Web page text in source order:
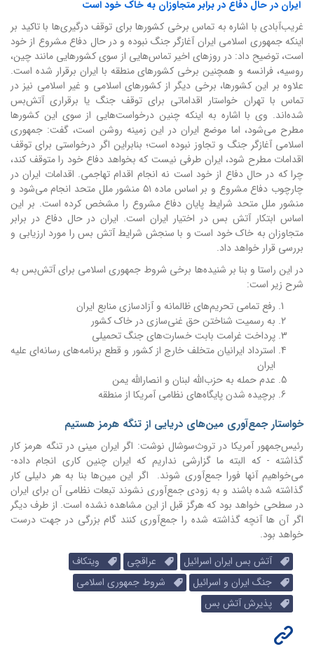
ایران در حال دفاع در برابر متجاوزان به خاک خود است
غریب‌آبادی با اشاره به تماس برخی کشور‌ها برای توقف درگیری‌ها با تاکید بر
اینکه جمهوری اسلامی ایران آغازگر جنگ نبوده و در حال دفاع مشروع از خود
است، توضیح داد: در روز‌های اخیر تماس‌هایی از سوی کشور‌هایی مانند چین،
روسیه، فرانسه و همچنین برخی کشور‌های منطقه با ایران برقرار شده است.
علاوه بر این کشورها، برخی دیگر از کشور‌های اسلامی و غیر اسلامی نیز در
تماس با تهران خواستار اقداماتی برای توقف جنگ یا برقراری آتش‌بس
شده‌اند. وی با اشاره به اینکه چنین درخواست‌هایی از سوی این کشور‌ها
مطرح می‌شود، اما موضع ایران در این زمینه روشن است، گفت: جمهوری
اسلامی آغازگر جنگ و تجاوز نبوده است؛ بنابراین اگر درخواستی برای توقف
اقدامات مطرح شود، ایران طرفی نیست که بخواهد دفاع خود را متوقف کند،
چرا که در حال دفاع از خود است نه انجام اقدام تهاجمی. اقدامات ایران در
چارچوب دفاع مشروع و بر اساس ماده ۵۱ منشور ملل متحد انجام می‌شود و
منشور ملل متحد شرایط پایان دفاع مشروع را مشخص کرده است. بر این
اساس ابتکار آتش بس در اختیار ایران است. ایران در حال دفاع در برابر
متجاوزان به خاک خود است و با سنجش شرایط آتش بس را مورد ارزیابی و
بررسی قرار خواهد داد.
در این راستا و بنا بر شنیده‌ها برخی شروط جمهوری اسلامی برای آتش‌بس به
شرح زیر است:
رفع تمامی تحریم‌های ظالمانه و آزادسازی منابع ایران
‏به رسمیت شناختن حق غنی‌سازی در خاک کشور
‏پرداخت غرامت بابت خسارت‌های جنگ تحمیلی
استرداد ایرانیان متخلف خارج از کشور ‏و قطع برنامه‌های رسانه‌ای علیه
ایران
‏عدم حمله به حزب‌الله لبنان و انصارالله یمن
‏برچیده شدن پایگاه‌های نظامی آمریکا از منطقه
خواستار جمع‌‌آوری مین‌های دریایی از تنگه هرمز هستیم
رئیس‌جمهور آمریکا در تروث‌سوشال نوشت: اگر ایران مینی در تنگه هرمز کار
گذاشته - که البته ما گزارشی نداریم که ایران چنین کاری انجام داده-
می‌خواهیم آنها فورا جمع‌آوری شوند. اگر این مین‌ها بنا به هر دلیلی کار
گذاشته شده باشند و به زودی جمع‌آوری نشوند تبعات نظامی آن برای ایران
در سطحی خواهد بود که هرگز قبل از این مشاهده نشده است. از طرف دیگر
اگر آن ها آنچه گذاشته شده را جمع‌آوری کنند گام بزرگی در جهت درست
خواهد بود.
آتش بس ایران اسرائیل
عراقچی
ویتکاف
جنگ ایران و اسرائیل
شروط جمهوری اسلامی
پذیرش آتش بس